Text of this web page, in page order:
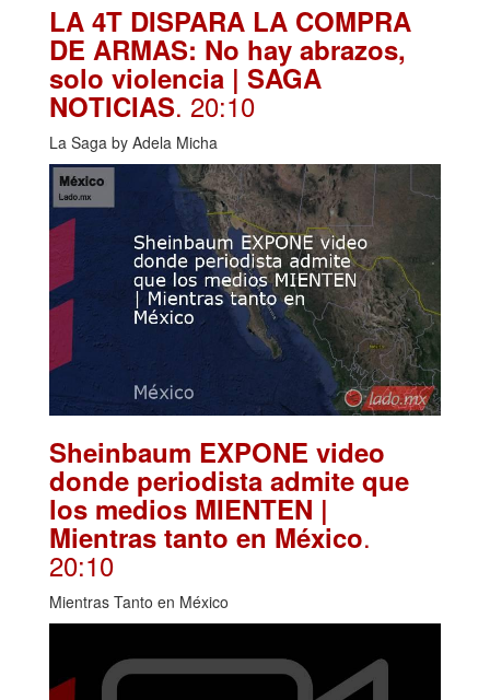
LA 4T DISPARA LA COMPRA
DE ARMAS: No hay abrazos,
solo violencia | SAGA
NOTICIAS. 20:10
La Saga by Adela Micha
Sheinbaum EXPONE video
donde periodista admite que
los medios MIENTEN |
Mientras tanto en México.
20:10
Mientras Tanto en México